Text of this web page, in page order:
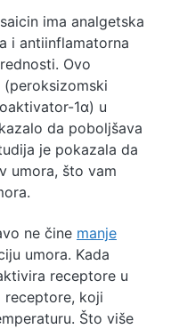
ima analgetska
i antiinflamatorna
Ovo
(peroksizomski
1α) u
da poboljšava
je pokazala da
umora, što vam
ne čine manje
umora. Kada
receptore u
receptore, koji
Što više